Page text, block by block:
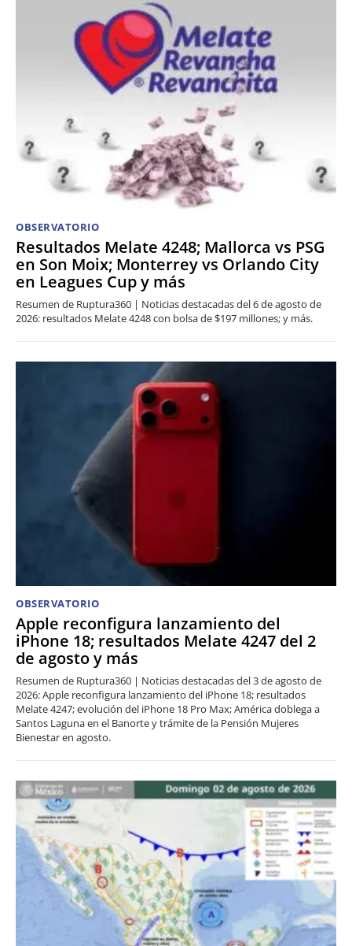
OBSERVATORIO
Resultados Melate 4248; Mallorca vs PSG
en Son Moix; Monterrey vs Orlando City
en Leagues Cup y más
Resumen de Ruptura360 | Noticias destacadas del 6 de agosto de
2026: resultados Melate 4248 con bolsa de $197 millones; y más.
OBSERVATORIO
Apple reconfigura lanzamiento del
iPhone 18; resultados Melate 4247 del 2
de agosto y más
Resumen de Ruptura360 | Noticias destacadas del 3 de agosto de
2026: Apple reconfigura lanzamiento del iPhone 18; resultados
Melate 4247; evolución del iPhone 18 Pro Max; América doblega a
Santos Laguna en el Banorte y trámite de la Pensión Mujeres
Bienestar en agosto.